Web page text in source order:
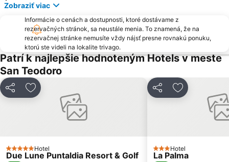
Zobraziť viac
Informácie o cenách a dostupnosti, ktoré dostávame z
rezervačných stránok, sa neustále menia. To znamená, že na
rezervačnej stránke nemusíte vždy nájsť presne rovnakú ponuku,
ktorú ste videli na lokalite trivago.
Patrí k najlepšie hodnoteným Hotels v meste
San Teodoro
ZdieľaťPridať do obľúbených
5 Počet hviezdičiek
Hotel
Due Lune Puntaldia Resort & Golf
ZdieľaťPridať do
3 Počet hviezdičiek
Hotel
La Palma